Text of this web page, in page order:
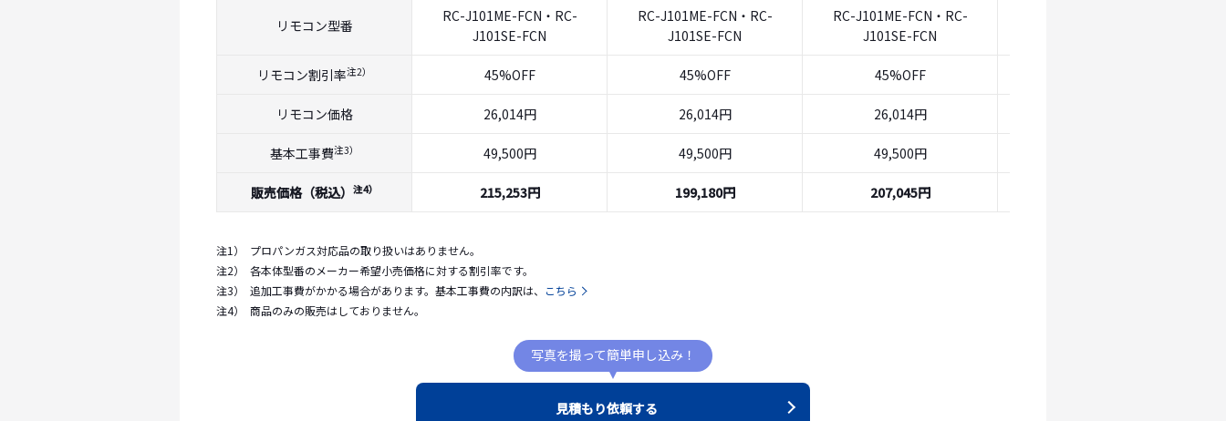
リモコン型番
RC-J101ME-FCN・RC-
J101SE-FCN
RC-J101ME-FCN・RC-
J101SE-FCN
RC-J101ME-FCN・RC-
J101SE-FCN
リモコン割引率注2） 45%OFF 45%OFF 45%OFF
リモコン価格 26,014円 26,014円 26,014円
基本工事費注3） 49,500円 49,500円 49,500円
販売価格（税込） 注4） 215,253円 199,180円 207,045円
注1）
プロパンガス対応品の取り扱いはありません。
注2）
各本体型番のメーカー希望小売価格に対する割引率です。
注3）
追加工事費がかかる場合があります。基本工事費の内訳は、
こちら
注4）
商品のみの販売はしておりません。
写真を撮って簡単申し込み！
見積もり依頼する